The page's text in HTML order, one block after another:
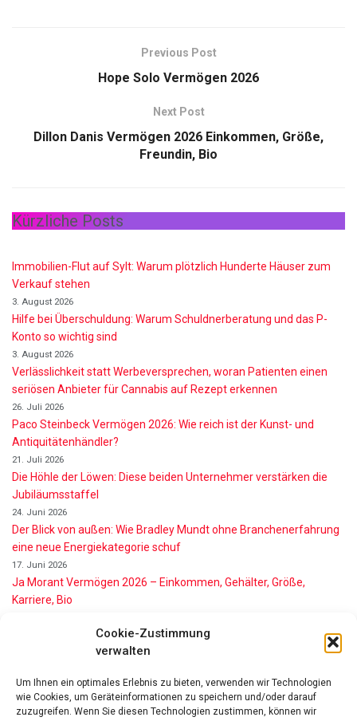
Cookie-Zustimmung
verwalten
Um Ihnen ein optimales Erlebnis zu bieten, verwenden wir Technologien
wie Cookies, um Geräteinformationen zu speichern und/oder darauf
zuzugreifen. Wenn Sie diesen Technologien zustimmen, können wir
Previous Post
Hope Solo Vermögen 2026
Next Post
Dillon Danis Vermögen 2026 Einkommen, Größe,
Freundin, Bio
Kürzliche Posts
Immobilien-Flut auf Sylt: Warum plötzlich Hunderte Häuser zum
Verkauf stehen
3. August 2026
Hilfe bei Überschuldung: Warum Schuldnerberatung und das P-
Konto so wichtig sind
3. August 2026
Verlässlichkeit statt Werbeversprechen, woran Patienten einen
seriösen Anbieter für Cannabis auf Rezept erkennen
26. Juli 2026
Paco Steinbeck Vermögen 2026: Wie reich ist der Kunst- und
Antiquitätenhändler?
21. Juli 2026
Die Höhle der Löwen: Diese beiden Unternehmer verstärken die
Jubiläumsstaffel
24. Juni 2026
Der Blick von außen: Wie Bradley Mundt ohne Branchenerfahrung
eine neue Energiekategorie schuf
17. Juni 2026
Ja Morant Vermögen 2026 – Einkommen, Gehälter, Größe,
Karriere, Bio
Alice Walton Vermögen 2026: So reich ist die Walmart-Erbin
wirklich
11. Juni 2026